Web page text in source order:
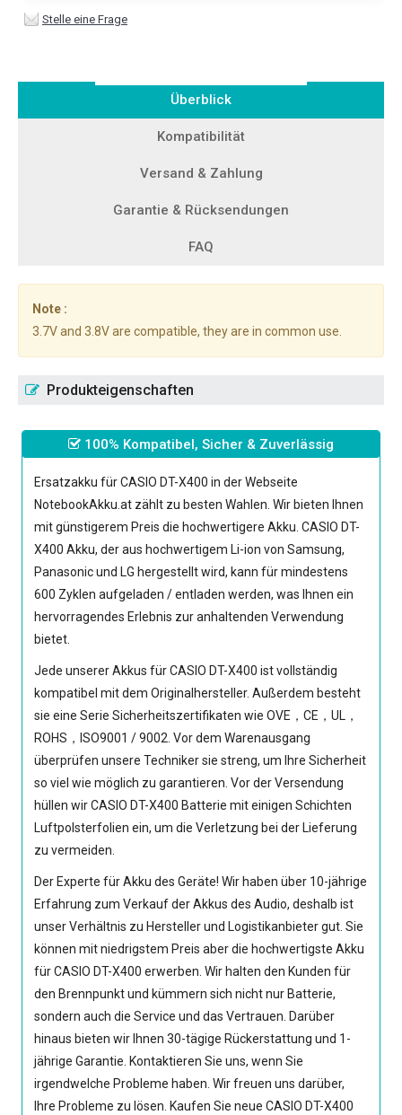
Stelle eine Frage
Überblick
Kompatibilität
Versand & Zahlung
Garantie & Rücksendungen
FAQ
Note :
3.7V and 3.8V are compatible, they are in common use.
Produkteigenschaften
100% Kompatibel, Sicher & Zuverlässig
Ersatzakku für CASIO DT-X400 in der Webseite
NotebookAkku.at zählt zu besten Wahlen. Wir bieten Ihnen
mit günstigerem Preis die hochwertigere Akku.CASIO DT-
X400 Akku, der aus hochwertigem Li-ion von Samsung,
Panasonic und LG hergestellt wird, kann für mindestens
600 Zyklen aufgeladen / entladen werden, was Ihnen ein
hervorragendes Erlebnis zur anhaltenden Verwendung
bietet.
Jede unsererAkkus für CASIO DT-X400 ist vollständig
kompatibel mit dem Originalhersteller. Außerdem besteht
sie eine Serie Sicherheitszertifikaten wie OVE，CE，UL，
ROHS，ISO9001 / 9002. Vor dem Warenausgang
überprüfen unsere Techniker sie streng, um Ihre Sicherheit
so viel wie möglich zu garantieren. Vor der Versendung
hüllen wirCASIO DT-X400 Batterie mit einigen Schichten
Luftpolsterfolien ein, um die Verletzung bei der Lieferung
zu vermeiden.
Der Experte für Akku des Geräte! Wir haben über 10-jährige
Erfahrung zum Verkauf der Akkus des Audio, deshalb ist
unser Verhältnis zu Hersteller und Logistikanbieter gut. Sie
können mit niedrigstem Preis aber die hochwertigsteAkku
für CASIO DT-X400 erwerben. Wir halten den Kunden für
den Brennpunkt und kümmern sich nicht nur Batterie,
sondern auch die Service und das Vertrauen. Darüber
hinaus bieten wir Ihnen 30-tägige Rückerstattung und 1-
jährige Garantie. Kontaktieren Sie uns, wenn Sie
irgendwelche Probleme haben. Wir freuen uns darüber,
Ihre Probleme zu lösen. Kaufen Sie neueCASIO DT-X400